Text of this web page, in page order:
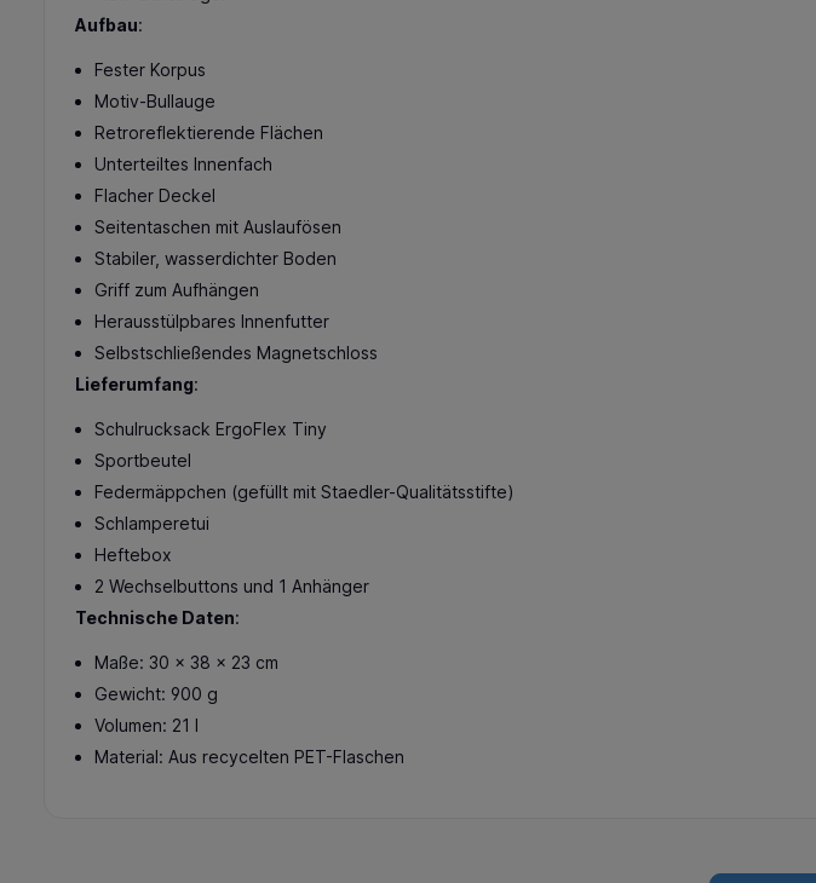
Aufbau:
Fester Korpus
Motiv-Bullauge
Retroreflektierende Flächen
Unterteiltes Innenfach
Flacher Deckel
Seitentaschen mit Auslaufösen
Stabiler, wasserdichter Boden
Griff zum Aufhängen
Herausstülpbares Innenfutter
Selbstschließendes Magnetschloss
Lieferumfang:
Schulrucksack ErgoFlex Tiny
Sportbeutel
Federmäppchen (gefüllt mit Staedler-Qualitätsstifte)
Schlamperetui
Heftebox
2 Wechselbuttons und 1 Anhänger
Technische Daten:
Maße: 30 x 38 x 23 cm
Gewicht: 900 g
Volumen: 21 l
Material: Aus recycelten PET-Flaschen